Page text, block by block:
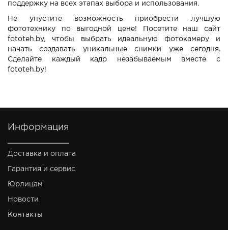
поддержку на всех этапах выбора и использования.
Не упустите возможность приобрести лучшую
фототехнику по выгодной цене! Посетите наш сайт
fototeh.by, чтобы выбрать идеальную фотокамеру и
начать создавать уникальные снимки уже сегодня.
Сделайте каждый кадр незабываемым вместе с
fototeh.by!
Информация
Доставка и оплата
Гарантия и сервис
Юрлицам
Новости
Контакты